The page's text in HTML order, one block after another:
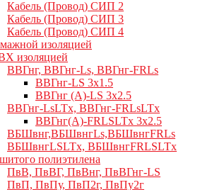
Кабель (Провод) СИП 2
Кабель (Провод) СИП 3
Кабель (Провод) СИП 4
изоляцией
изоляцией
ВВГнг, ВВГнг-Ls, ВВГнг-FRLs
ВВГнг-LS 3х1.5
ВВГнг (А)-LS 3х2.5
ВВГнг-LsLTx, ВВГнг-FRLsLTx
ВВГнг(А)-FRLSLTx 3х2.5
ВБШвнг,ВБШвнгLs,ВБШвнгFRLs
ВБШвнгLSLTx, ВБШвнгFRLSLTx
полиэтилена
ПвВ, ПвВГ, ПвВнг, ПвВГнг-LS
ПвП, ПвПу, ПвП2г, ПвПу2г